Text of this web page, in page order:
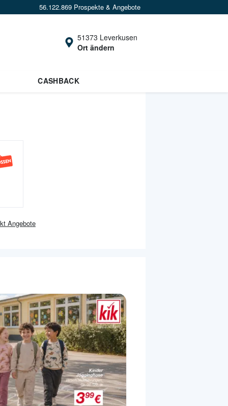
56.122.869 Prospekte & Angebote
51373 Leverkusen
Ort ändern
CASHBACK
Angebote